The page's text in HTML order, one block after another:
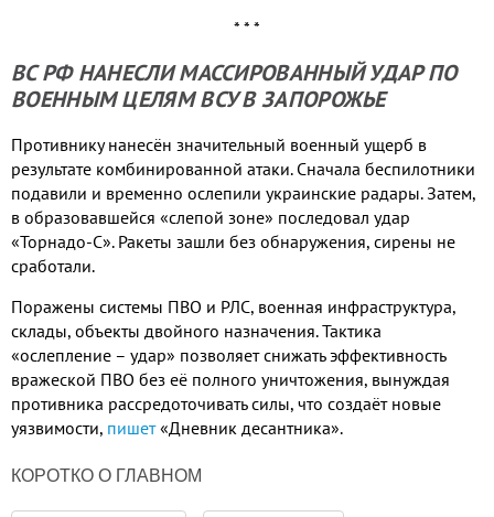
* * *
ВС РФ НАНЕСЛИ МАССИРОВАННЫЙ УДАР ПО
ВОЕННЫМ ЦЕЛЯМ ВСУ В ЗАПОРОЖЬЕ
Противнику нанесён значительный военный ущерб в
результате комбинированной атаки. Сначала беспилотники
подавили и временно ослепили украинские радары. Затем,
в образовавшейся «слепой зоне» последовал удар
«Торнадо-С». Ракеты зашли без обнаружения, сирены не
сработали.
Поражены системы ПВО и РЛС, военная инфраструктура,
склады, объекты двойного назначения. Тактика
«ослепление – удар» позволяет снижать эффективность
вражеской ПВО без её полного уничтожения, вынуждая
противника рассредоточивать силы, что создаёт новые
уязвимости, пишет«Дневник десантника».
КОРОТКО О ГЛАВНОМ